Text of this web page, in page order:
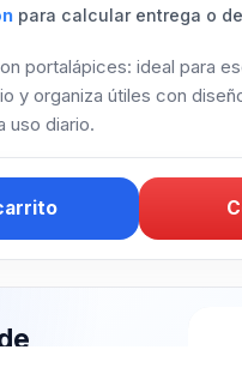
para calcular entrega o
portalápices: ideal para
y organiza útiles con
uso diario.